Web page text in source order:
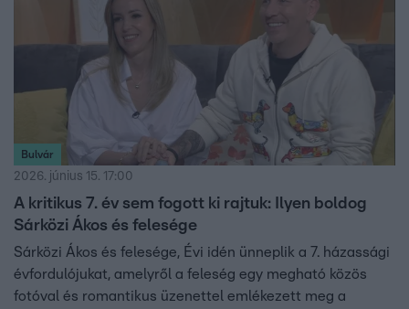
Bulvár
2026. június 15. 17:00
A kritikus 7. év sem fogott ki rajtuk: Ilyen boldog
Sárközi Ákos és felesége
Sárközi Ákos és felesége, Évi idén ünneplik a 7. házassági
évfordulójukat, amelyről a feleség egy megható közös
fotóval és romantikus üzenettel emlékezett meg a